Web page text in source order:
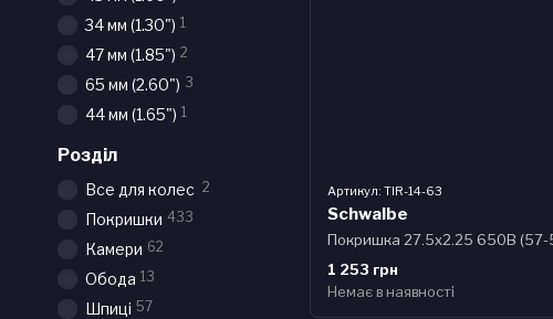
Артикул: TIR-14-63
Schwalbe
1 253 грн
Немає в наявності
34 мм (1.30") 1
47 мм (1.85") 2
65 мм (2.60") 3
44 мм (1.65") 1
Розділ
Все для колес 2
Покришки 433
Камери 62
Обода 13
Шпиці 57